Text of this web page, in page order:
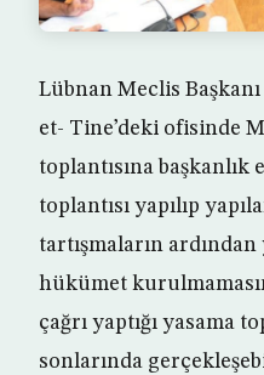
Lübnan Meclis
et- Tine’deki ofisinde
toplantısına başkanlık
toplantısı yapılıp
tartışmaların
hükümet
çağrı yaptığı yasama
sonlarında